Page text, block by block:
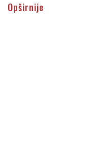
Opširnije